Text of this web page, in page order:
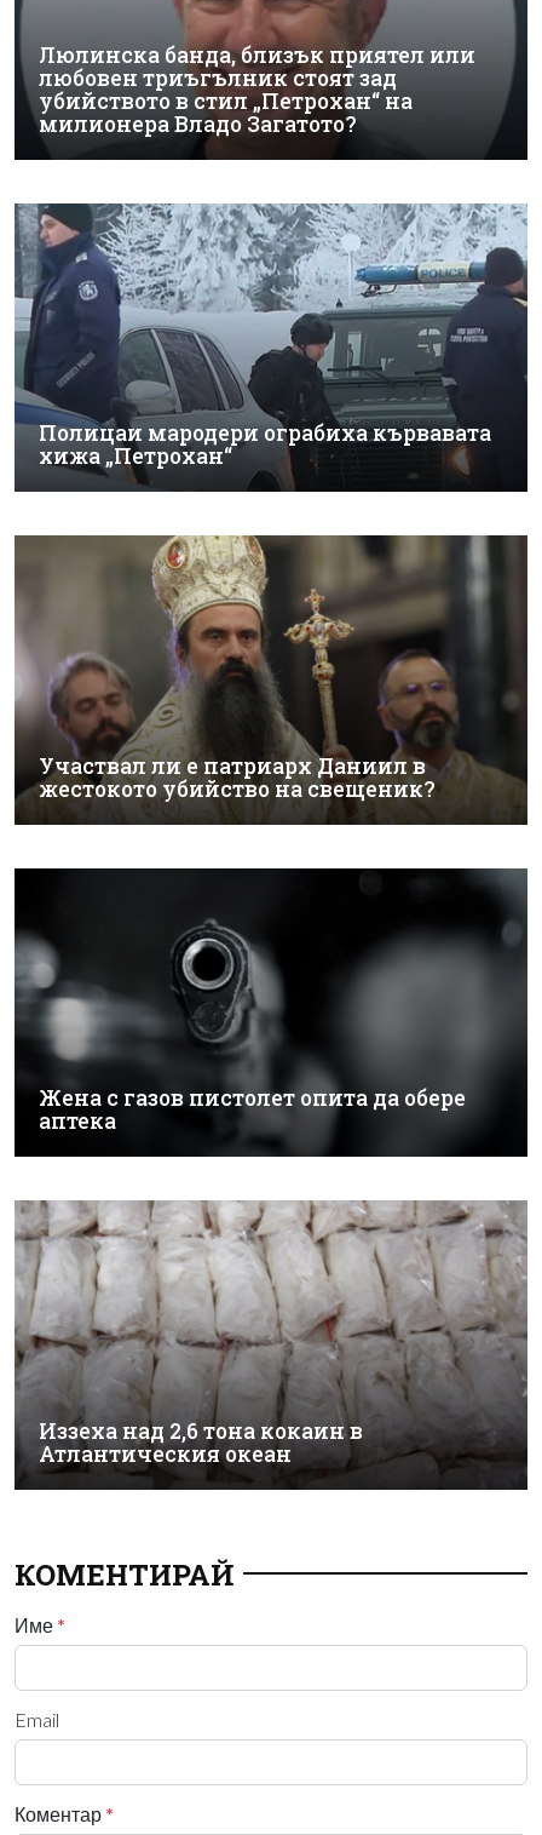
Люлинска банда, близък приятел или
любовен триъгълник стоят зад
убийството в стил „Петрохан“ на
милионера Владо Загатото?
Полицаи мародери ограбиха кървавата
хижа „Петрохан“
Участвал ли е патриарх Даниил в
жестокото убийство на свещеник?
Жена с газов пистолет опита да обере
аптека
Иззеха над 2,6 тона кокаин в
Атлантическия океан
КОМЕНТИРАЙ
Име *
Email
Коментар *